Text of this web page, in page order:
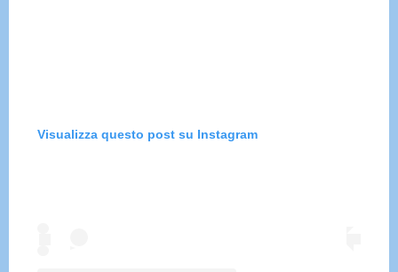
Visualizza questo post su Instagram